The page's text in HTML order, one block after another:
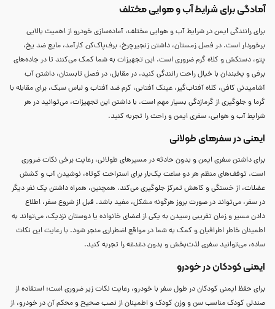
آمادگی برای شرایط آب و هوایی مختلف
برای رانندگی ایمن در شرایط آب و هوایی مختلف، آماده‌سازی خودرو از اهمیت بالایی
برخوردار است. در فصل زمستان، داشتن زنجیرچرخ، برف‌پاک‌کن کارآمد، مایع ضد یخ،
پتو، دستکش و کلاه گرم ضروری است. این تجهیزات به شما کمک می‌کنند تا در جاده‌های
برفی و یخبندان با خیال راحت رانندگی کنید. در مقابل، در فصل تابستان، داشتن آب
آشامیدنی کافی، کلاه آفتاب‌گیر، عینک آفتابی، کرم ضد آفتاب و لباس سبک، برای مقابله با
گرما و جلوگیری از گرمازدگی بسیار مهم است. با داشتن این تجهیزات، می‌توانید در هر
شرایط آب و هوایی، سفری ایمن و راحت را تجربه کنید.
ایمنی در سفرهای طولانی
برای داشتن سفری ایمن و بدون حادثه در مسیرهای طولانی، رعایت برخی نکات ضروری
است. توقف‌های منظم هر دو ساعت یک‌بار برای استراحت کوتاه، نوشیدن آب و کشش
عضلات، از خستگی و کاهش تمرکز جلوگیری می‌کند. همچنین، همراه داشتن یک نفر دیگر
در سفر، می‌تواند در صورت بروز هرگونه مشکل، مفید باشد. قبل از شروع سفر، اطلاع
دادن مسیر و زمان تقریبی رسیدن به یکی از اعضای خانواده یا دوستان نزدیک، می‌تواند به
اطمینان خاطر اطرافیان و کمک به شما در مواقع اضطراری منجر شود. با رعایت این نکات
ساده، می‌توانید سفری لذت‌بخش و بدون دغدغه را تجربه کنید.
ایمنی کودکان در خودرو
برای حفظ ایمنی کودکان در طول سفر با خودرو، رعایت نکات زیر ضروری است: استفاده از
صندلی کودک مناسب سن و وزن کودک و اطمینان از نصب صحیح و محکم آن در خودرو، از